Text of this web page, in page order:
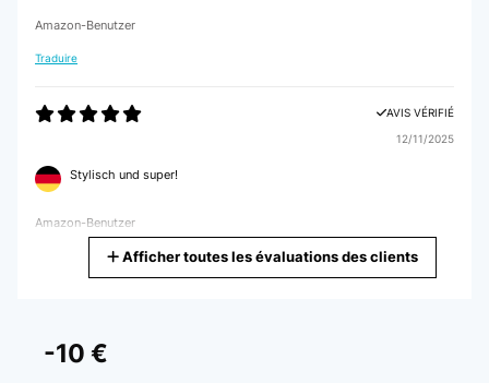
Amazon-Benutzer
Traduire
AVIS VÉRIFIÉ
12/11/2025
Stylisch und super!
Amazon-Benutzer
Afficher toutes les évaluations des clients
-10 €